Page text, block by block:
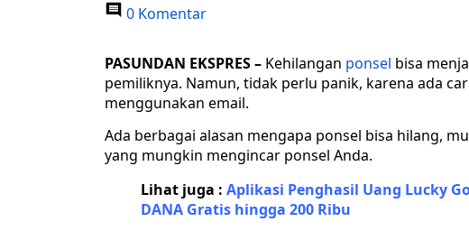
0 Komentar
PASUNDAN EKSPRES– Kehilangan ponsel bisa
pemiliknya. Namun, tidak perlu panik, karena ada
menggunakan email.
Ada berbagai alasan mengapa ponsel bisa hilang,
yang mungkin mengincar ponsel Anda.
Lihat juga : Aplikasi Penghasil Uang Lucky
DANA Gratis hingga 200 Ribu